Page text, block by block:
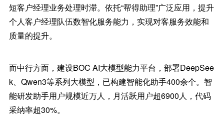
短客户经理业务处理时滞。依托“帮得助理”广泛应用，提升
个人客户经理队伍数智化服务能力，实现对客服务效能和
质量的提升。
而中行方面，建设BOC AI大模型能力平台，部署DeepSee
k、Qwen3等系列大模型，已构建智能化助手400余个。智
能研发助手用户规模近万人，月活跃用户超6900人，代码
采纳率超30%。